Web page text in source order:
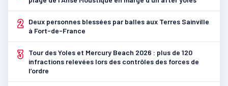
2
Deux personnes blessées par balles aux Terres Sainville
à Fort-de-France
3
Tour des Yoles et Mercury Beach 2026 : plus de 120
infractions relevées lors des contrôles des forces de
l’ordre